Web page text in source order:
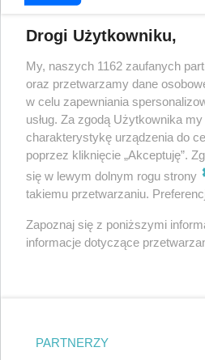
Drogi Użytkowniku,
My, naszych 1162 zaufanych
oraz przetwarzamy dane
w celu zapewniania
usług. Za zgodą Użytkownika
charakterystykę urządzenia do
poprzez kliknięcie „Akceptuję”.
się w lewym dolnym rogu strony
takiemu przetwarzaniu.
Zapoznaj się z poniższymi
informacje dotyczące
PARTNERZY